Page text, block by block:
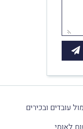
עובדים ובכירים